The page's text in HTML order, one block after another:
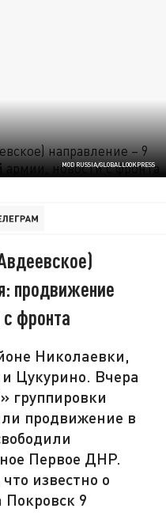
MOD RUSSIA/GLOBALLOOKPRESS
продвижение
фронта
Николаевки,
Цукурино. Вчера
группировки
продвижение в
Первое ДНР.
известно о
Покровск 9